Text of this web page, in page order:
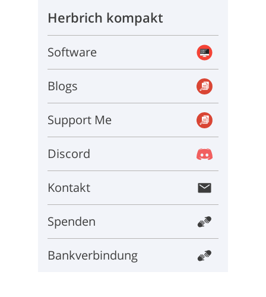
Herbrich kompakt
Software
Blogs
Support Me
Discord
Kontakt
Spenden
Bankverbindung